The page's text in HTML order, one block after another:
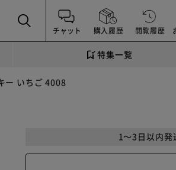
チャット 購入履歴 閲覧履歴
特集一覧
ー いちご 4008
1～3日以内発